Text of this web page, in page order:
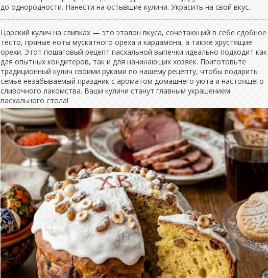
до однородности. Нанести на остывшие куличи. Украсить на свой вкус.
Царский кулич на сливках — это эталон вкуса, сочетающий в себе сдобное
тесто, пряные ноты мускатного ореха и кардамона, а также хрустящие
орехи. Этот пошаговый рецепт пасхальной выпечки идеально подходит как
для опытных кондитеров, так и для начинающих хозяек. Приготовьте
традиционный кулич своими руками по нашему рецепту, чтобы подарить
семье незабываемый праздник с ароматом домашнего уюта и настоящего
сливочного лакомства. Ваши куличи станут главным украшением
пасхального стола!